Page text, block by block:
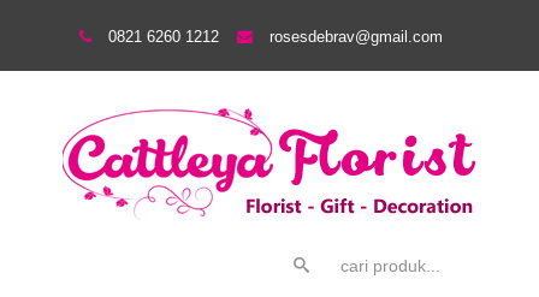
0821 6260 1212 rosesdebrav@gmail.com